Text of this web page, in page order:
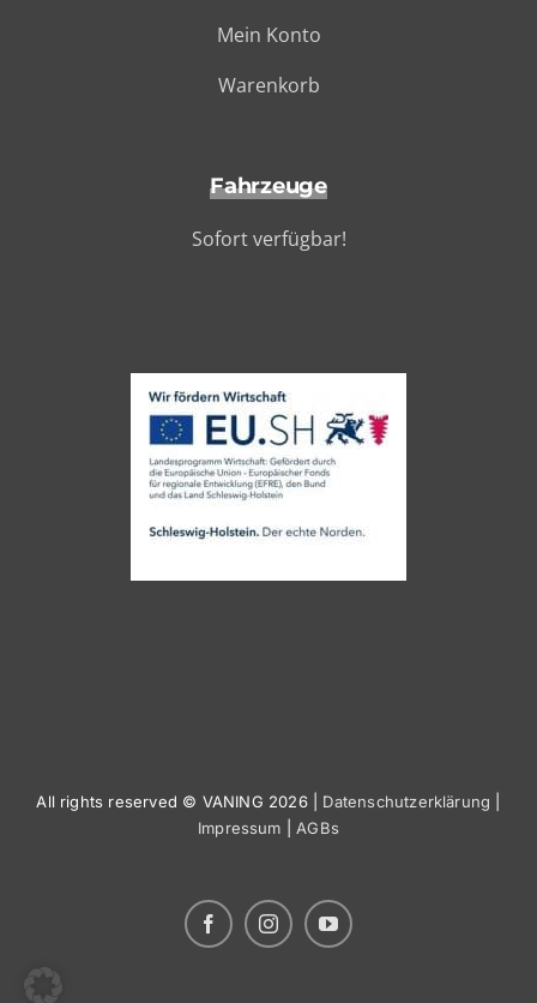
Mein Konto
Warenkorb
Fahrzeuge
Sofort verfügbar!
All rights reserved © VANING 2026 | Datenschutzerklärung
Impressum |AGBs